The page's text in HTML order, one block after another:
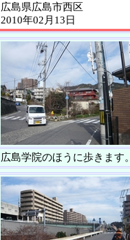
広島県広島市西区
2010年02月13日
広島学院のほうに歩きます。